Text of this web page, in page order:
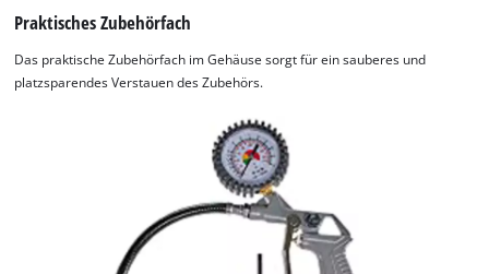
Praktisches Zubehörfach
Das praktische Zubehörfach im Gehäuse sorgt für ein sauberes und
platzsparendes Verstauen des Zubehörs.